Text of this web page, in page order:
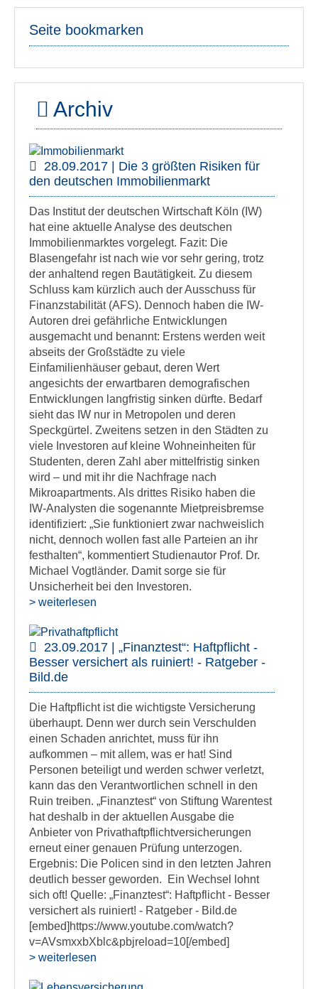
Seite bookmarken
Archiv
28.09.2017 | Die 3 größten Risiken für
den deutschen Immobilienmarkt
Das Institut der deutschen Wirtschaft Köln (IW)
hat eine aktuelle Analyse des deutschen
Immobilienmarktes vorgelegt. Fazit: Die
Blasengefahr ist nach wie vor sehr gering, trotz
der anhaltend regen Bautätigkeit. Zu diesem
Schluss kam kürzlich auch der Ausschuss für
Finanzstabilität (AFS). Dennoch haben die IW-
Autoren drei gefährliche Entwicklungen
ausgemacht und benannt: Erstens werden weit
abseits der Großstädte zu viele
Einfamilienhäuser gebaut, deren Wert
angesichts der erwartbaren demografischen
Entwicklungen langfristig sinken dürfte. Bedarf
sieht das IW nur in Metropolen und deren
Speckgürtel. Zweitens setzen in den Städten zu
viele Investoren auf kleine Wohneinheiten für
Studenten, deren Zahl aber mittelfristig sinken
wird – und mit ihr die Nachfrage nach
Mikroapartments. Als drittes Risiko haben die
IW-Analysten die sogenannte Mietpreisbremse
identifiziert: „Sie funktioniert zwar nachweislich
nicht, dennoch wollen fast alle Parteien an ihr
festhalten“, kommentiert Studienautor Prof. Dr.
Michael Vogtländer. Damit sorge sie für
Unsicherheit bei den Investoren.
> weiterlesen
23.09.2017 | „Finanztest“: Haftpflicht -
Besser versichert als ruiniert! - Ratgeber -
Bild.de
Die Haftpflicht ist die wichtigste Versicherung
überhaupt. Denn wer durch sein Verschulden
einen Schaden anrichtet, muss für ihn
aufkommen – mit allem, was er hat! Sind
Personen beteiligt und werden schwer verletzt,
kann das den Verantwortlichen schnell in den
Ruin treiben. „Finanztest“ von Stiftung Warentest
hat deshalb in der aktuellen Ausgabe die
Anbieter von Privathaftpflichtversicherungen
erneut einer genauen Prüfung unterzogen.
Ergebnis: Die Policen sind in den letzten Jahren
deutlich besser geworden. Ein Wechsel lohnt
sich oft! Quelle: „Finanztest“: Haftpflicht - Besser
versichert als ruiniert! - Ratgeber - Bild.de
[embed]https://www.youtube.com/watch?
v=AVsmxxbXblc&pbjreload=10[/embed]
> weiterlesen